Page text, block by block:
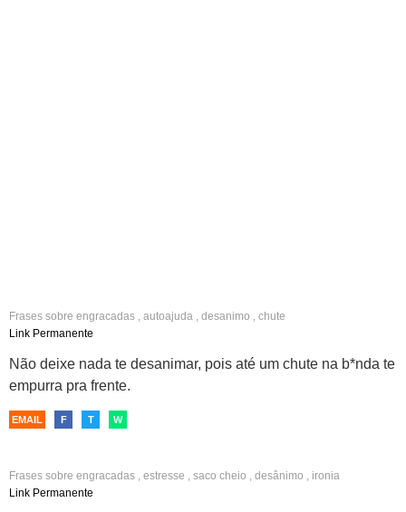
Frases sobre engracadas , autoajuda , desanimo , chute
Link Permanente
Não deixe nada te desanimar, pois até um chute na b*nda te
empurra pra frente.
EMAIL F T W
Frases sobre engracadas , estresse , saco cheio , desânimo , ironia
Link Permanente